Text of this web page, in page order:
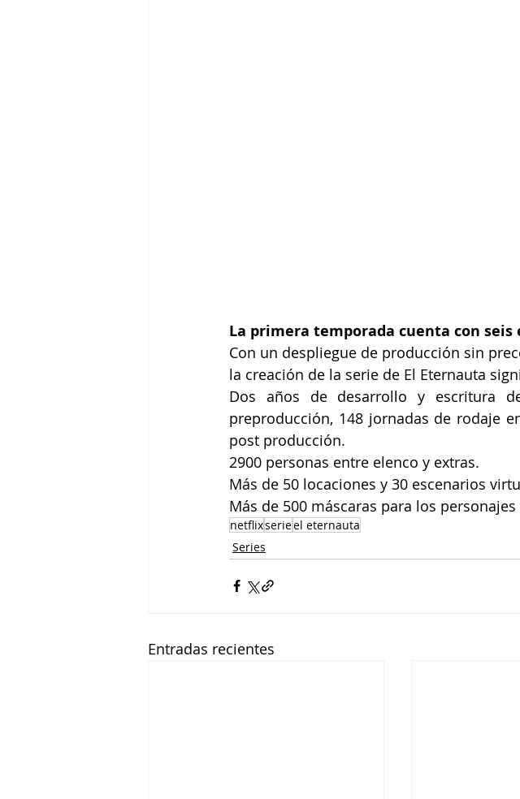
La primera temporada cuenta con seis
Con un despliegue de producción sin
la creación de la serie de El Eternauta
Dos años de desarrollo y escritura
preproducción, 148 jornadas de rodaje
post producción.
2900 personas entre elenco y extras.
Más de 50 locaciones y 30 escenarios
Más de 500 máscaras para los
netflixserieel eternauta
Series
Entradas recientes